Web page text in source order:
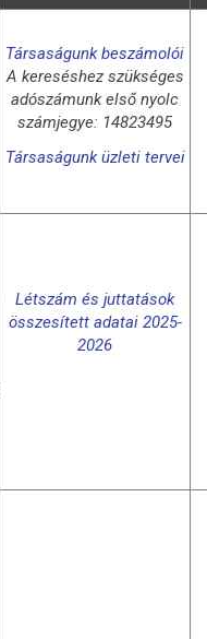
Társaságunk beszámolói
A kereséshez szükséges
adószámunk első nyolc
számjegye: 14823495
Társaságunk üzleti tervei
Létszám és juttatások
összesített adatai 2025-
2026